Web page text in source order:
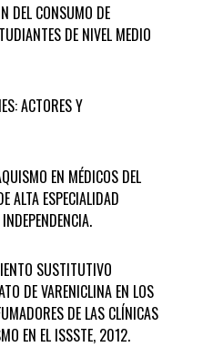
DEL CONSUMO DE
DE NIVEL MEDIO
ACTORES Y
EN MÉDICOS DEL
ALTA ESPECIALIDAD
SUSTITUTIVO
DE VARENICLINA EN LOS
DE LAS CLÍNICAS
EN EL ISSSTE, 2012.